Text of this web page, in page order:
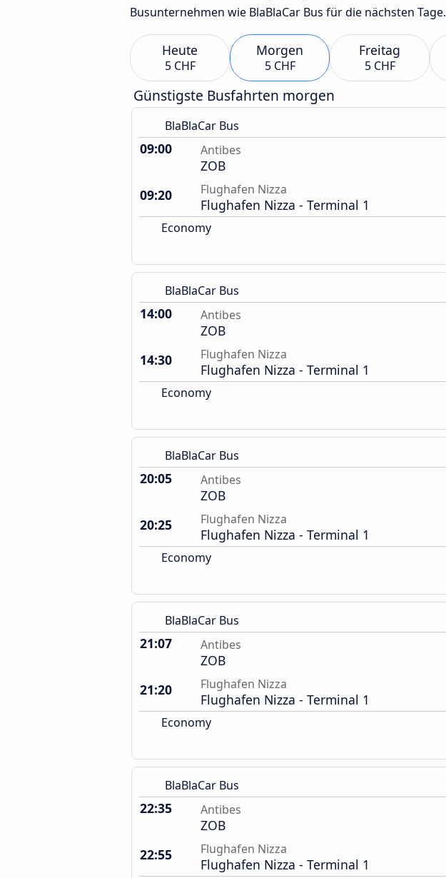
Busunternehmen wie BlaBlaCar Bus für die nächsten Tage.
Heute
5 CHF
Morgen
5 CHF
Freitag
5 CHF
Günstigste Busfahrten morgen
BlaBlaCar Bus
09:00 Antibes
ZOB
09:20
Flughafen Nizza
Flughafen Nizza - Terminal 1
Economy
BlaBlaCar Bus
14:00 Antibes
ZOB
14:30
Flughafen Nizza
Flughafen Nizza - Terminal 1
Economy
BlaBlaCar Bus
20:05 Antibes
ZOB
20:25
Flughafen Nizza
Flughafen Nizza - Terminal 1
Economy
BlaBlaCar Bus
21:07 Antibes
ZOB
21:20
Flughafen Nizza
Flughafen Nizza - Terminal 1
Economy
BlaBlaCar Bus
22:35 Antibes
ZOB
22:55
Flughafen Nizza
Flughafen Nizza - Terminal 1